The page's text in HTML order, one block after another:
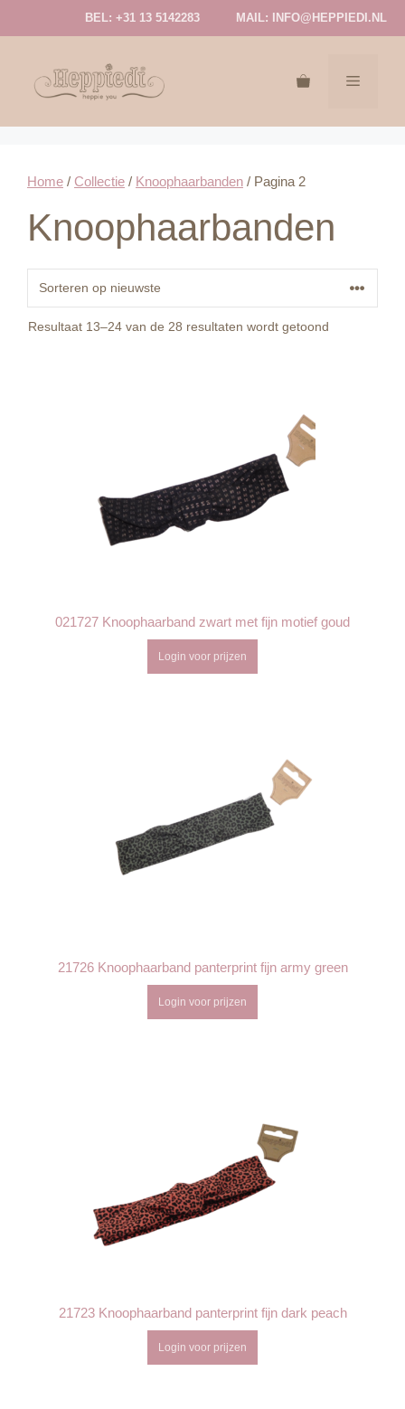
BEL: +31 13 5142283 MAIL: INFO@HEPPIEDI.NL
MENU
Home / Collectie / Knoophaarbanden / Pagina 2
Knoophaarbanden
Resultaat 13–24 van de 28 resultaten wordt getoond
021727 Knoophaarband zwart met fijn motief goud
Login voor prijzen
21726 Knoophaarband panterprint fijn army green
Login voor prijzen
21723 Knoophaarband panterprint fijn dark peach
Login voor prijzen